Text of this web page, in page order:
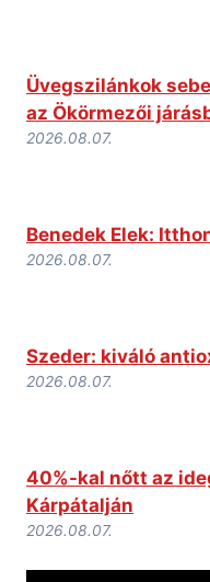
Üvegszilánkok
az Ökörmezői
2026.08.07.
Benedek Elek:
2026.08.07.
Szeder: kiváló
2026.08.07.
40%-kal nőtt az
Kárpátalján
2026.08.07.